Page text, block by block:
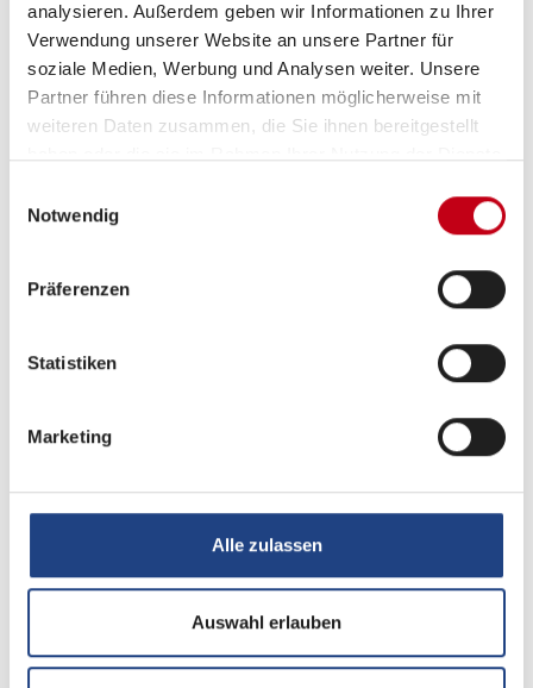
analysieren. Außerdem geben wir Informationen zu Ihrer
Verwendung unserer Website an unsere Partner für
soziale Medien, Werbung und Analysen weiter. Unsere
Partner führen diese Informationen möglicherweise mit
weiteren Daten zusammen, die Sie ihnen bereitgestellt
Notwendig
Präferenzen
Statistiken
Marketing
Alle zulassen
Auswahl erlauben
Sofort verfügbar!
UVP des Herstellers: 87.323,00- Sparen Sie jetzt
8.833,00 !
mit einemQueensbett,
und einem
Darüber hinaus umfasst das Reisemobil neben der
Heavy Chassis 4.100 kg
Zwei Lithium Batterien mit je 100 Ah
Paket TV WIFI